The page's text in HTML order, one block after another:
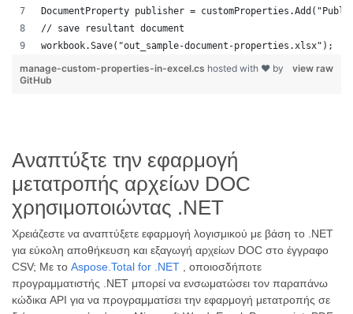
DocumentProperty publisher =
// save resultant document
workbook.Save("out_sample-document-properties.xlsx");
view raw
manage-custom-properties-in-excel.cs hosted with ❤ by
GitHub
Αναπτύξτε την εφαρμογή
μετατροπής αρχείων DOC
χρησιμοποιώντας .NET
Χρειάζεστε να αναπτύξετε εφαρμογή λογισμικού με βάση το .NET
για εύκολη αποθήκευση και εξαγωγή αρχείων DOC στο έγγραφο
CSV; Με το Aspose.Total for .NET , οποιοσδήποτε
προγραμματιστής .NET μπορεί να ενσωματώσει τον παραπάνω
κώδικα API για να προγραμματίσει την εφαρμογή μετατροπής σε